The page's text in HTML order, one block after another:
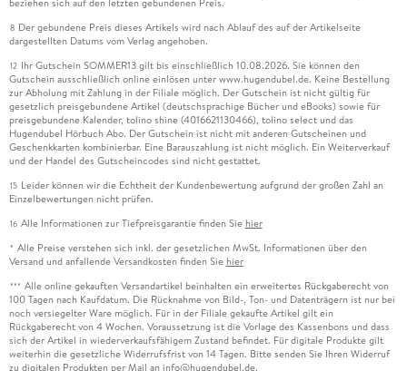
8 Der gebundene Preis dieses Artikels wird nach Ablauf des auf der Artikelseite
dargestellten Datums vom Verlag angehoben.
12 Ihr Gutschein SOMMER13 gilt bis einschließlich 10.08.2026. Sie können den
Gutschein ausschließlich online einlösen unter www.hugendubel.de. Keine Bestellung
zur Abholung mit Zahlung in der Filiale möglich. Der Gutschein ist nicht gültig für
gesetzlich preisgebundene Artikel (deutschsprachige Bücher und eBooks) sowie für
preisgebundene Kalender, tolino shine (4016621130466), tolino select und das
Hugendubel Hörbuch Abo. Der Gutschein ist nicht mit anderen Gutscheinen und
Geschenkkarten kombinierbar. Eine Barauszahlung ist nicht möglich. Ein Weiterverkauf
und der Handel des Gutscheincodes sind nicht gestattet.
15 Leider können wir die Echtheit der Kundenbewertung aufgrund der großen Zahl an
Einzelbewertungen nicht prüfen.
16 Alle Informationen zur Tiefpreisgarantie finden Sie hier
* Alle Preise verstehen sich inkl. der gesetzlichen MwSt. Informationen über den
Versand und anfallende Versandkosten finden Sie hier
*** Alle online gekauften Versandartikel beinhalten ein erweitertes Rückgaberecht von
100 Tagen nach Kaufdatum. Die Rücknahme von Bild-, Ton- und Datenträgern ist nur bei
noch versiegelter Ware möglich. Für in der Filiale gekaufte Artikel gilt ein
Rückgaberecht von 4 Wochen. Voraussetzung ist die Vorlage des Kassenbons und dass
sich der Artikel in wiederverkaufsfähigem Zustand befindet. Für digitale Produkte gilt
weiterhin die gesetzliche Widerrufsfrist von 14 Tagen. Bitte senden Sie Ihren Widerruf
zu digitalen Produkten per Mail an info@hugendubel.de.